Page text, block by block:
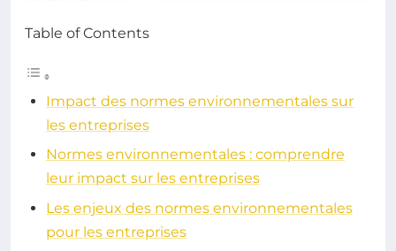
Table of Contents
Impact des normes environnementales sur
les entreprises
Normes environnementales : comprendre
leur impact sur les entreprises
Les enjeux des normes environnementales
pour les entreprises